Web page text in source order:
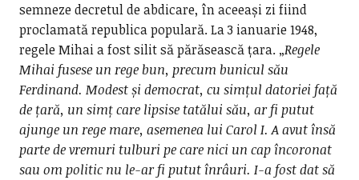
semneze decretul de abdicare, în aceeași zi fiind
proclamată republica populară. La 3 ianuarie 1948,
regele Mihai a fost silit să părăsească țara. „Regele
Mihai fusese un rege bun, precum bunicul său
Ferdinand. Modest și democrat, cu simțul datoriei față
de țară, un simț care lipsise tatălui său, ar fi putut
ajunge un rege mare, asemenea lui Carol I. A avut însă
parte de vremuri tulburi pe care nici un cap încoronat
sau om politic nu le-ar fi putut înrâuri. I-a fost dat să